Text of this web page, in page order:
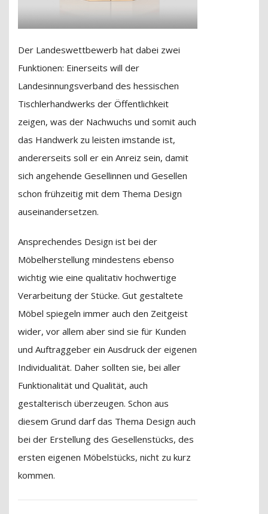
Der Landeswettbewerb hat dabei zwei
Funktionen: Einerseits will der
Landesinnungsverband des hessischen
Tischlerhandwerks der Öffentlichkeit
zeigen, was der Nachwuchs und somit auch
das Handwerk zu leisten imstande ist,
andererseits soll er ein Anreiz sein, damit
sich angehende Gesellinnen und Gesellen
schon frühzeitig mit dem Thema Design
auseinandersetzen.
Ansprechendes Design ist bei der
Möbelherstellung mindestens ebenso
wichtig wie eine qualitativ hochwertige
Verarbeitung der Stücke. Gut gestaltete
Möbel spiegeln immer auch den Zeitgeist
wider, vor allem aber sind sie für Kunden
und Auftraggeber ein Ausdruck der eigenen
Individualität. Daher sollten sie, bei aller
Funktionalität und Qualität, auch
gestalterisch überzeugen. Schon aus
diesem Grund darf das Thema Design auch
bei der Erstellung des Gesellenstücks, des
ersten eigenen Möbelstücks, nicht zu kurz
kommen.